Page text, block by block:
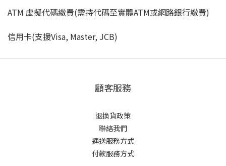
ATM 虛擬代碼繳費(需持代碼至實體ATM或網路銀行繳費)
信用卡(支援Visa, Master, JCB)
顧客服務
退換貨政策
聯絡我們
運送服務方式
付款服務方式